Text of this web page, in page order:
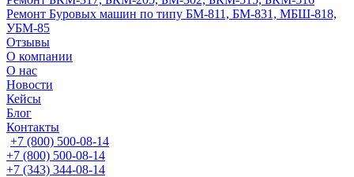
Ремонт Буровых машин по типу БМ-811, БМ-831, МБШ-818,
УБМ-85
Отзывы
О компании
О нас
Новости
Кейсы
Блог
Контакты
+7 (800) 500-08-14
+7 (800) 500-08-14
+7 (343) 344-08-14